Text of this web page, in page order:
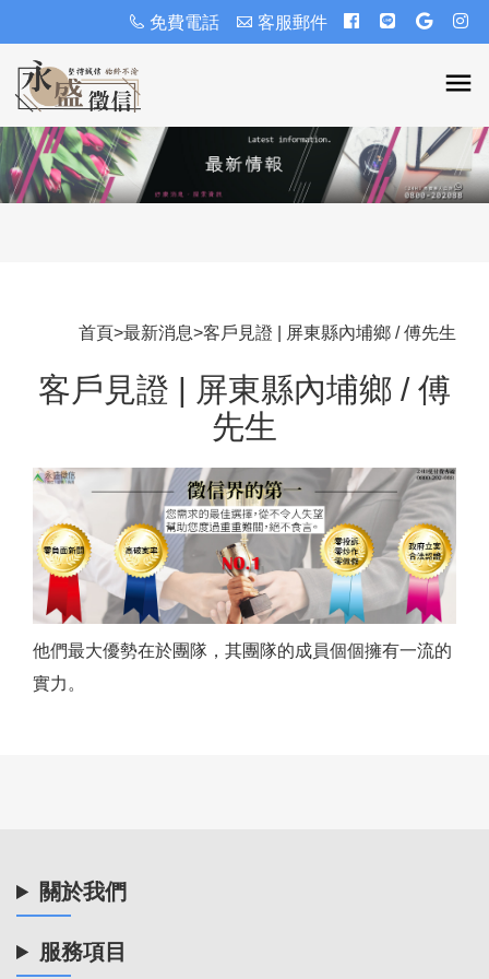
免費電話 客服郵件
首頁>最新消息>客戶見證 | 屏東縣內埔鄉 / 傅先生
客戶見證 | 屏東縣內埔鄉 / 傅
先生
他們最大優勢在於團隊，其團隊的成員個個擁有一流的
實力。
關於我們
服務項目